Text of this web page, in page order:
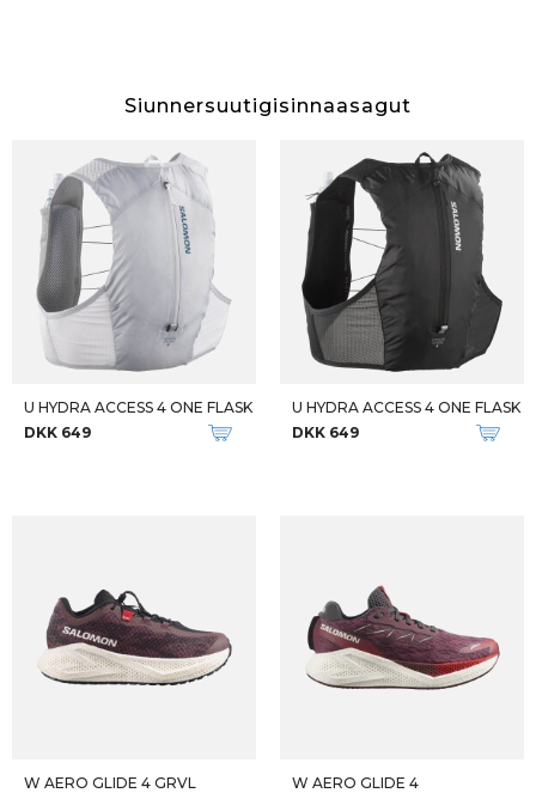
Siunnersuutigisinnaasagut
U HYDRA ACCESS 4 ONE FLASK
DKK 649
U HYDRA ACCESS 4 ONE FLASK
DKK 649
W AERO GLIDE 4 GRVL
W AERO GLIDE 4